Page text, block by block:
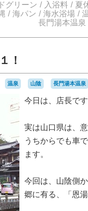
グリーン 入浴料 夏
海パン 海水浴場
長門湯本温泉
！
温泉 山陰 長門湯本温泉
今日は、店長です
実は山口県は、
うちからでも車
ます。
今回は、山陰側
郷に有る、「恩湯